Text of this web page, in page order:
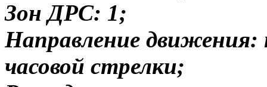
Зон ДРС: 1;
Направление движения:
часовой стрелки;